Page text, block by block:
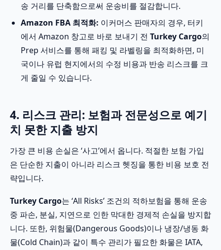
송 거리를 단축함으로써 운송비를 절감합니다.
Amazon FBA 최적화: 이커머스 판매자의 경우, 터키
에서 Amazon 창고로 바로 보내기 전Turkey Cargo의
Prep 서비스를 통해 패킹 및 라벨링을 최적화하면, 미
국이나 유럽 현지에서의 수정 비용과 반송 리스크를 크
게 줄일 수 있습니다.
4. 리스크 관리: 보험과 전문성으로 예기
치 못한 지출 방지
가장 큰 비용 손실은 ‘사고’에서 옵니다. 적절한 보험 가입
은 단순한 지출이 아니라 리스크 헷징을 통한 비용 보호 전
략입니다.
Turkey Cargo는 ‘All Risks’ 조건의 적하보험을 통해 운송
중 파손, 분실, 지연으로 인한 막대한 경제적 손실을 방지합
니다. 또한, 위험물(Dangerous Goods)이나 냉장/냉동 화
물(Cold Chain)과 같이 특수 관리가 필요한 화물은 IATA,